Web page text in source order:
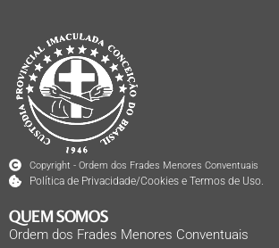
Copyright - Ordem dos Frades Menores Conventuais
Política de Privacidade/Cookies e Termos de Uso.
QUEM SOMOS
Ordem dos Frades Menores Conventuais